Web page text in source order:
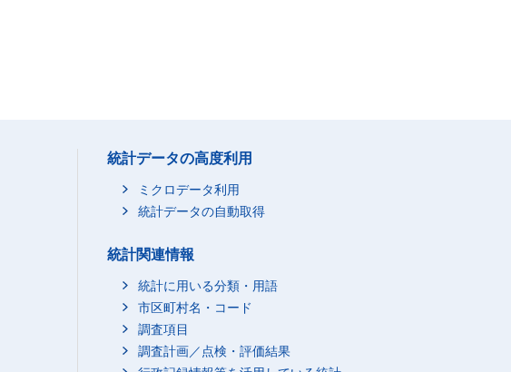
統計データの高度利用
ミクロデータ利用
統計データの自動取得
統計関連情報
統計に用いる分類・用語
市区町村名・コード
調査項目
調査計画／点検・評価結果